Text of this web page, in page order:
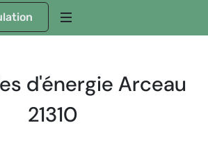
d'énergie Arceau
21310